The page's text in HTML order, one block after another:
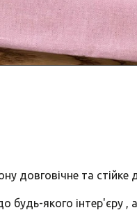
довговічне та стійке
будь-якого інтер'єру